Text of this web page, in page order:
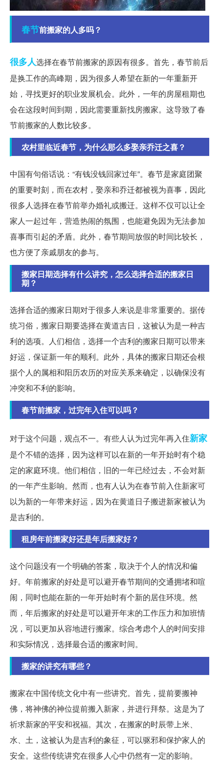
春节前搬家的人多吗？
很多人选择在春节前搬家的原因有很多。首先，春节前后
是换工作的高峰期，因为很多人希望在新的一年重新开
始，寻找更好的职业发展机会。此外，一年的房屋租期也
会在这段时间到期，因此需要重新找房搬家。这导致了春
节前搬家的人数比较多。
农村里临近春节，为什么那么多娶亲乔迁之喜？
中国有句俗话说：“有钱没钱回家过年”。春节是家庭团聚
的重要时刻，而在农村，娶亲和乔迁都被视为喜事，因此
很多人选择在春节前举办婚礼或搬迁。这样不仅可以让全
家人一起过年，营造热闹的氛围，也能避免因为无法参加
喜事而引起的矛盾。此外，春节期间放假的时间比较长，
也方便了亲戚朋友的参与。
搬家日期选择有什么讲究，怎么选择合适的搬家日
期？
选择合适的搬家日期对于很多人来说是非常重要的。据传
统习俗，搬家日期要选择在黄道吉日，这被认为是一种吉
利的选项。人们相信，选择一个吉利的搬家日期可以带来
好运，保证新一年的顺利。此外，具体的搬家日期还会根
据个人的属相和阳历农历的对应关系来确定，以确保没有
冲突和不利的影响。
春节前搬家，过完年入住可以吗？
对于这个问题，观点不一。有些人认为过完年再入住新家
是个不错的选择，因为这样可以在新的一年开始时有个稳
定的家庭环境。他们相信，旧的一年已经过去，不会对新
的一年产生影响。然而，也有人认为在春节前入住新家可
以为新的一年带来好运，因为在黄道日子搬进新家被认为
是吉利的。
租房年前搬家好还是年后搬家好？
这个问题没有一个明确的答案，取决于个人的情况和偏
好。年前搬家的好处是可以避开春节期间的交通拥堵和喧
闹，同时也能在新的一年开始时有个新的居住环境。然
而，年后搬家的好处是可以避开年末的工作压力和加班情
况，可以更加从容地进行搬家。综合考虑个人的时间安排
和实际情况，选择最合适的搬家时间。
搬家的讲究有哪些？
搬家在中国传统文化中有一些讲究。首先，提前要搬神
佛，将神佛的神位提前搬入新家，并进行拜祭。这是为了
祈求新家的平安和祝福。其次，在搬家的时辰带上米、
水、土，这被认为是吉利的象征，可以驱邪和保护家人的
安全。这些传统讲究在很多人心中仍然有一定的影响。